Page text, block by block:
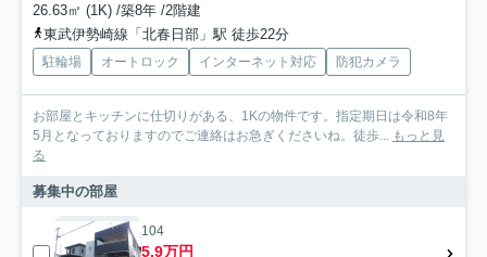
26.63㎡ (1K) /築8年 /2階建
東武伊勢崎線「北春日部」駅 徒歩22分
駐輪場 オートロック インターネット対応 防犯カメラ
お部屋とキッチンに仕切りがある、1Kの物件です。指定期日は令和8年
5月となっておりますのでご連絡はお急ぎくださいね。徒歩... もっと見
る
募集中の部屋
104
5.9万円